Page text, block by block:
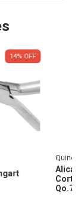
14% OFF
Corte